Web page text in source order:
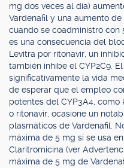
mg dos veces al día)
Vardenafil y una aumento
cuando se coadministró con
es una consecuencia del
Levitra por ritonavir, un
también inhibe el CYP2C9.
significativamente la vida
de esperar que el empleo
potentes del CYP3A4, como
o ritonavir, ocasione un
plasmáticos de Vardenafil.
máxima de 5 mg si se usa
Claritromicina (ver
máxima de 5 mg de